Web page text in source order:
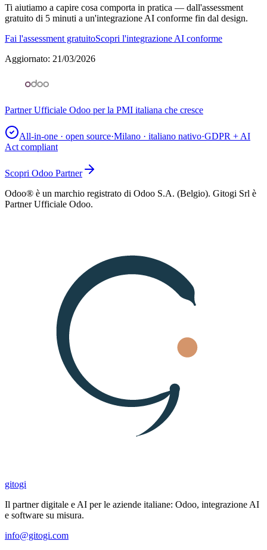
Ti aiutiamo a capire cosa comporta in pratica — dall'assessment
gratuito di 5 minuti a un'integrazione AI conforme fin dal design.
Fai l'assessment gratuitoScopri l'integrazione AI conforme
Aggiornato: 21/03/2026
Partner Ufficiale Odoo per la PMI italiana che cresce
All-in-one · open source·Milano · italiano nativo·GDPR + AI
Act compliant
Scopri Odoo Partner
Odoo® è un marchio registrato di Odoo S.A. (Belgio). Gitogi Srl è
Partner Ufficiale Odoo.
gitogi
Il partner digitale e AI per le aziende italiane: Odoo, integrazione AI
e software su misura.
info@gitogi.com